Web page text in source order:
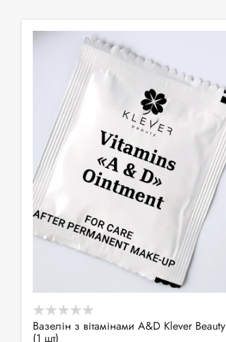
Вазелін з вітамінами А&D Klever Beauty
(1 шт)